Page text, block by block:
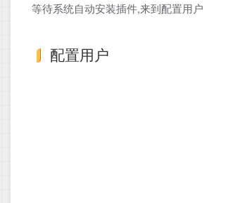
等待系统自动安装插件,来到配置用户
配置用户